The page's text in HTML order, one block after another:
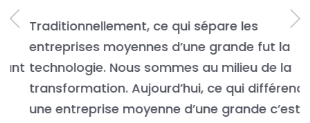
Traditionnellement, ce qui sépare les
entreprises moyennes d’une grande fut la
technologie. Nous sommes au milieu de la
transformation. Aujourd’hui, ce qui différencie
une entreprise moyenne d’une grande c’est le